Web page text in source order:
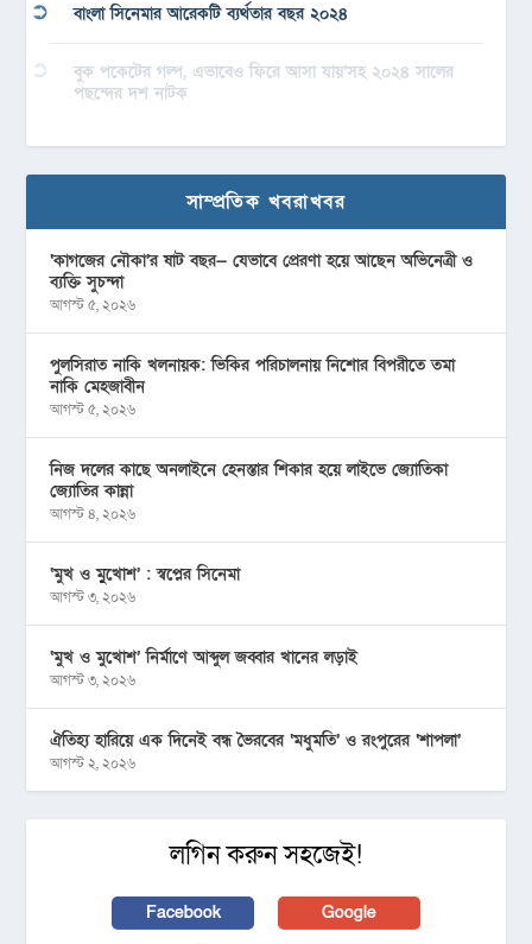
বাংলা সিনেমার আরেকটি ব্যর্থতার বছর ২০২৪
বুক পকেটের গল্প, এভাবেও ফিরে আসা যায়’সহ ২০২৪ সালের
পছন্দের দশ নাটক
সাম্প্রতিক খবরাখবর
‘কাগজের নৌকা’র ষাট বছর— যেভাবে প্রেরণা হয়ে আছেন অভিনেত্রী ও
ব্যক্তি সুচন্দা
আগস্ট ৫, ২০২৬
পুলসিরাত নাকি খলনায়ক: ভিকির পরিচালনায় নিশোর বিপরীতে তমা
নাকি মেহজাবীন
আগস্ট ৫, ২০২৬
নিজ দলের কাছে অনলাইনে হেনস্তার শিকার হয়ে লাইভে জ্যোতিকা
জ্যোতির কান্না
আগস্ট ৪, ২০২৬
‘মুখ ও মু্খোশ’ : স্বপ্নের সিনেমা
আগস্ট ৩, ২০২৬
‘মুখ ও মুখোশ’ নির্মাণে আব্দুল জব্বার খানের লড়াই
আগস্ট ৩, ২০২৬
ঐতিহ্য হারিয়ে এক দিনেই বন্ধ ভৈরবের ‘মধুমতি’ ও রংপুরের ‘শাপলা’
আগস্ট ২, ২০২৬
লগিন করুন সহজেই!
Facebook Google